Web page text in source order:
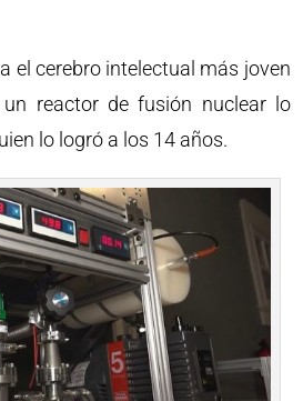
el cerebro intelectual más joven
reactor de fusión nuclear lo
lo logró a los 14 años.